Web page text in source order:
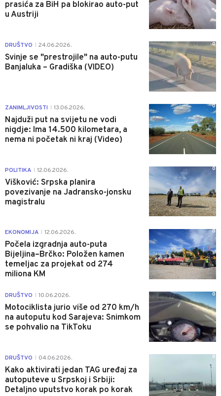
prasića za BiH pa blokirao auto-put
u Austriji
DRUŠTVO 24.06.2026.
Svinje se "prestrojile" na auto-putu
Banjaluka – Gradiška (VIDEO)
0
ZANIMLJIVOSTI 13.06.2026.
Najduži put na svijetu ne vodi
nigdje: Ima 14.500 kilometara, a
nema ni početak ni kraj (Video)
0
POLITIKA 12.06.2026.
Višković: Srpska planira
povezivanje na Jadransko-jonsku
magistralu
0
EKONOMIJA 12.06.2026.
Počela izgradnja auto-puta
Bijeljina–Brčko: Položen kamen
temeljac za projekat od 274
miliona KM
0
DRUŠTVO 10.06.2026.
Motociklista jurio više od 270 km/h
na autoputu kod Sarajeva: Snimkom
se pohvalio na TikToku
0
DRUŠTVO 04.06.2026.
Kako aktivirati jedan TAG uređaj za
autoputeve u Srpskoj i Srbiji:
Detaljno uputstvo korak po korak
0